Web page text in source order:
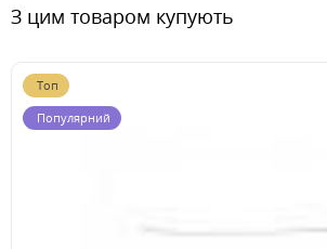
З цим товаром купують
Топ
Популярний